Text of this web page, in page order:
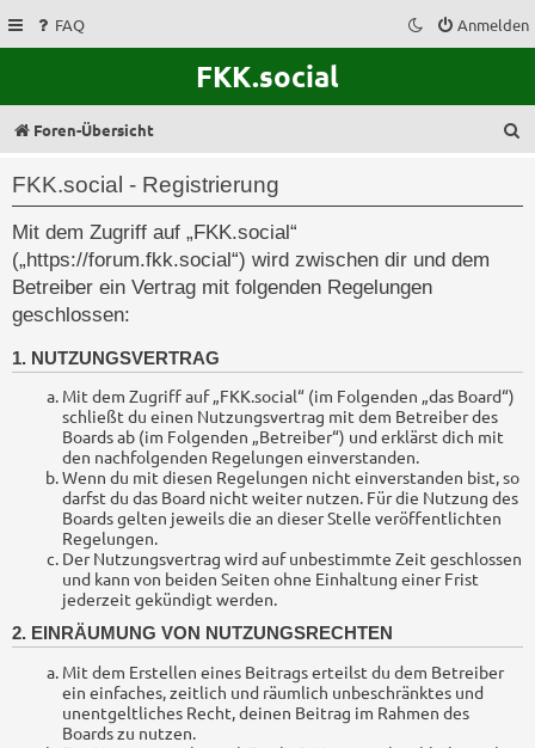
FAQ Anmelden
FKK.social
Foren-Übersicht
FKK.social - Registrierung
Mit dem Zugriff auf „FKK.social“
(„https://forum.fkk.social“) wird zwischen dir und dem
Betreiber ein Vertrag mit folgenden Regelungen
geschlossen:
1. NUTZUNGSVERTRAG
Mit dem Zugriff auf „FKK.social“ (im Folgenden „das Board“)
schließt du einen Nutzungsvertrag mit dem Betreiber des
Boards ab (im Folgenden „Betreiber“) und erklärst dich mit
den nachfolgenden Regelungen einverstanden.
Wenn du mit diesen Regelungen nicht einverstanden bist, so
darfst du das Board nicht weiter nutzen. Für die Nutzung des
Boards gelten jeweils die an dieser Stelle veröffentlichten
Regelungen.
Der Nutzungsvertrag wird auf unbestimmte Zeit geschlossen
und kann von beiden Seiten ohne Einhaltung einer Frist
jederzeit gekündigt werden.
2. EINRÄUMUNG VON NUTZUNGSRECHTEN
Mit dem Erstellen eines Beitrags erteilst du dem Betreiber
ein einfaches, zeitlich und räumlich unbeschränktes und
unentgeltliches Recht, deinen Beitrag im Rahmen des
Boards zu nutzen.